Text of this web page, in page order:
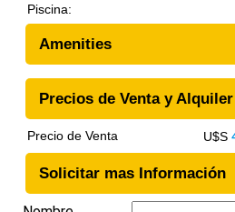
Piscina:
Amenities
Precios de Venta y Alquiler
Precio de Venta U$S
Solicitar mas Información